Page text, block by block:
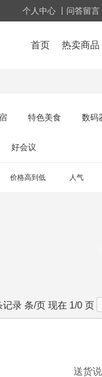
个人中心 丨问答留言
首页 热卖商品
特色美食 数码
好会议
价格高到低 人气
记录 条/页 现在 1/0 页
送货